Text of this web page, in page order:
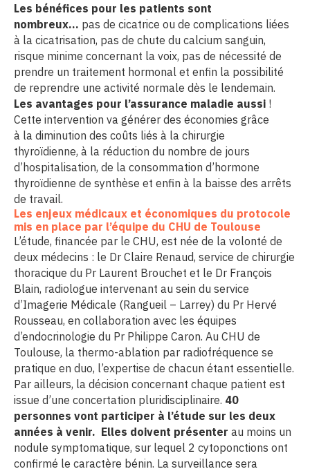
Les bénéfices pour les patients sont
nombreux… pas de cicatrice ou de complications liées
à la cicatrisation, pas de chute du calcium sanguin,
risque minime concernant la voix, pas de nécessité de
prendre un traitement hormonal et enfin la possibilité
de reprendre une activité normale dès le lendemain.
Les avantages pour l’assurance maladie aussi !
Cette intervention va générer des économies grâce
à la diminution des coûts liés à la chirurgie
thyroïdienne, à la réduction du nombre de jours
d’hospitalisation, de la consommation d’hormone
thyroïdienne de synthèse et enfin à la baisse des arrêts
de travail.
Les enjeux médicaux et économiques du protocole
mis en place par l’équipe du CHU de Toulouse
L’étude, financée par le CHU, est née de la volonté de
deux médecins : le Dr Claire Renaud, service de chirurgie
thoracique du Pr Laurent Brouchet et le Dr François
Blain, radiologue intervenant au sein du service
d’Imagerie Médicale (Rangueil – Larrey) du Pr Hervé
Rousseau, en collaboration avec les équipes
d’endocrinologie du Pr Philippe Caron. Au CHU de
Toulouse, la thermo-ablation par radiofréquence se
pratique en duo, l’expertise de chacun étant essentielle.
Par ailleurs, la décision concernant chaque patient est
issue d’une concertation pluridisciplinaire. 40
personnes vont participer à l’étude sur les deux
années à venir. Elles doivent présenter au moins un
nodule symptomatique, sur lequel 2 cytoponctions ont
confirmé le caractère bénin. La surveillance sera